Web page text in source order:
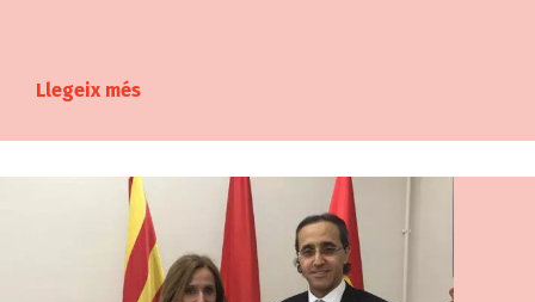
Llegeix més